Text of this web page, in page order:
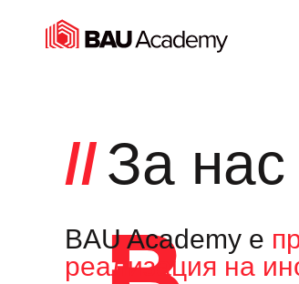
За нас
BAU Academy e
реализация на